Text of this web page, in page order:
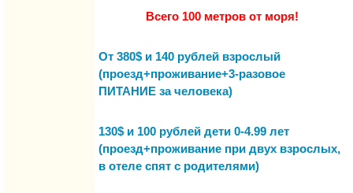
Всего 100 метров от моря!
От 380$ и 140 рублей взрослый
(проезд+проживание+3-разовое
ПИТАНИЕ за человека)
130$ и 100 рублей дети 0-4.99 лет
(проезд+проживание при двух взрослых,
в отеле спят с родителями)